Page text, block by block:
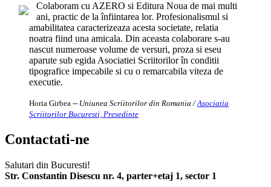
Colaboram cu AZERO si Editura Noua de mai multi
ani, practic de la înfiintarea lor. Profesionalismul si
amabilitatea caracterizeaza acesta societate, relatia
noatra fiind una amicala. Din aceasta colaborare s-au
nascut numeroase volume de versuri, proza si eseu
aparute sub egida Asociatiei Scriitorilor în conditii
tipografice impecabile si cu o remarcabila viteza de
executie.
Horia Girbea -- Uniunea Scriitorilor din Romania /Asociatia
Scriitorilor Bucuresti, Presedinte
Contactati-ne
Salutari din Bucuresti!
Str. Constantin Disescu nr. 4, parter+etaj 1, sector 1